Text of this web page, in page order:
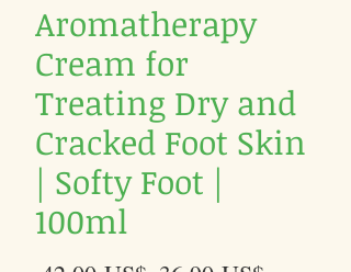
Aromatherapy
Cream for
Treating Dry and
Cracked Foot Skin
| Softy Foot |
100ml